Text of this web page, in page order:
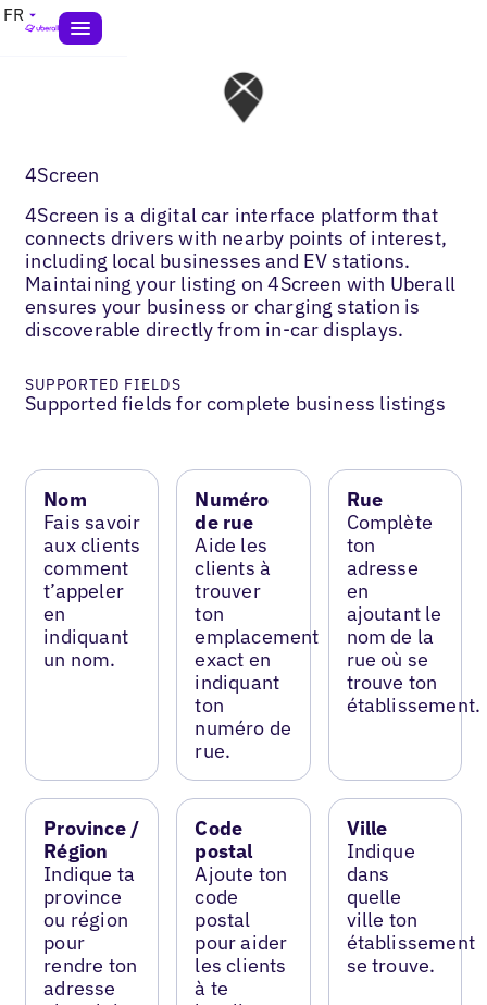
FR
4Screen
4Screen is a digital car interface platform that
connects drivers with nearby points of interest,
including local businesses and EV stations.
Maintaining your listing on 4Screen with Uberall
ensures your business or charging station is
discoverable directly from in-car displays.
SUPPORTED FIELDS
Supported fields for complete business listings
Nom
Fais savoir
aux clients
comment
t’appeler
en
indiquant
un nom.
Numéro
de rue
Aide les
clients à
trouver
ton
emplacement
exact en
indiquant
ton
numéro de
rue.
Rue
Complète
ton
adresse
en
ajoutant le
nom de la
rue où se
trouve ton
établissement.
Province /
Région
Indique ta
province
ou région
pour
rendre ton
adresse
Code
postal
Ajoute ton
code
postal
pour aider
les clients
à te
Ville
Indique
dans
quelle
ville ton
établissement
se trouve.